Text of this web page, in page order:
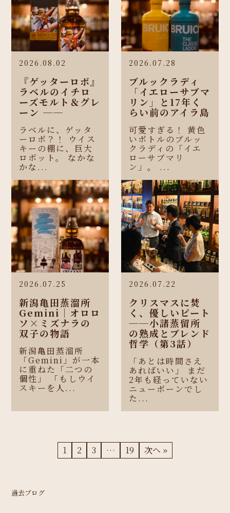
2026.08.02
『ゲッターロボ』
ラベルのイチロ
ーズモルト＆グレ
ーン ──
ラベルに、ゲッタ
ーロボ？！ ウイス
キーの棚に、巨大
ロボット。 なかな
かな...
2026.07.28
ブルックラディ
「イエローサブマ
リン」と17年く
らい前のアイラ島
可愛すぎる！ 黄色
いボトルのブルッ
クラディの「イエ
ローサブマリ
ン」。 ...
2026.07.25
新潟亀田蒸溜所
Gemini｜オロロ
ソ×ミズナラの
双子の物語
新潟亀田蒸溜所
「Gemini」が一本
に重ねた「二つの
個性」 「もしウイ
スキーを人...
2026.07.22
クリスマスに焚
く、優しいピート
──小諸蒸留所
の熟成とブレンド
哲学（第3話）
「あとは時間さえ
あればいい」 まだ
2年も経っていない
ニューボーンでし
た...
1 2 3 … 19 次へ »
過去ブログ